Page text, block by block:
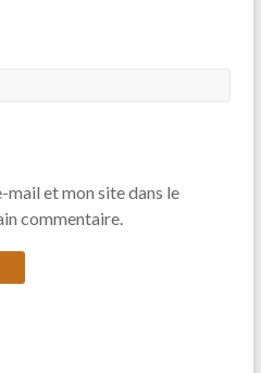
mail et mon site dans le
commentaire.